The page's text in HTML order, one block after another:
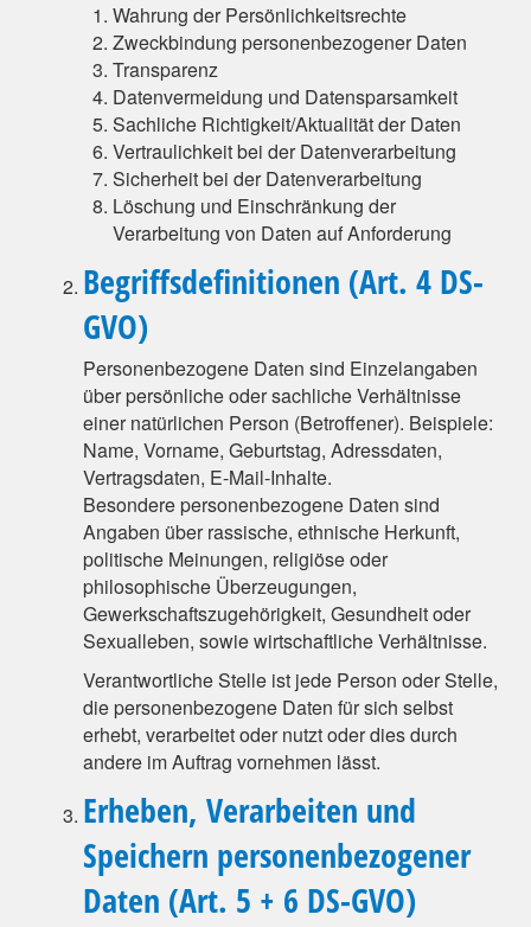
Wahrung der Persönlichkeitsrechte
Zweckbindung personenbezogener Daten
Transparenz
Datenvermeidung und Datensparsamkeit
Sachliche Richtigkeit/Aktualität der Daten
Vertraulichkeit bei der Datenverarbeitung
Sicherheit bei der Datenverarbeitung
Löschung und Einschränkung der
Verarbeitung von Daten auf Anforderung
Begriffsdefinitionen (Art. 4 DS-
GVO)
Personenbezogene Daten sind Einzelangaben
über persönliche oder sachliche Verhältnisse
einer natürlichen Person (Betroffener). Beispiele:
Name, Vorname, Geburtstag, Adressdaten,
Vertragsdaten, E-Mail-Inhalte.
Besondere personenbezogene Daten sind
Angaben über rassische, ethnische Herkunft,
politische Meinungen, religiöse oder
philosophische Überzeugungen,
Gewerkschaftszugehörigkeit, Gesundheit oder
Sexualleben, sowie wirtschaftliche Verhältnisse.
Verantwortliche Stelle ist jede Person oder Stelle,
die personenbezogene Daten für sich selbst
erhebt, verarbeitet oder nutzt oder dies durch
andere im Auftrag vornehmen lässt.
Erheben, Verarbeiten und
Speichern personenbezogener
Daten (Art. 5 + 6 DS-GVO)